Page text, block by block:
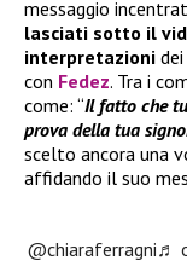
messaggio
lasciati sotto il
interpretazioni
con Fedez. Tra i
come: “Il fatto che
prova della tua
scelto ancora una
affidando il suo
@chiaraferragni♬